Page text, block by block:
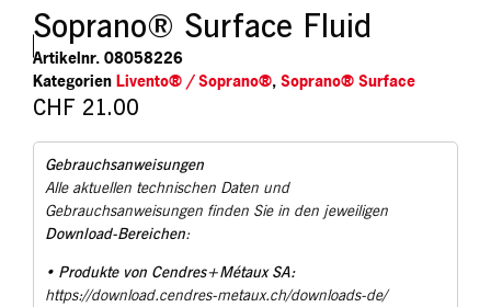
Soprano® Surface Fluid
Artikelnr. 08058226
Kategorien Livento® / Soprano®, Soprano® Surface
CHF 21.00
Gebrauchsanweisungen
Alle aktuellen technischen Daten und
Gebrauchsanweisungen finden Sie in den jeweiligen
Download-Bereichen:
• Produkte von Cendres+Métaux SA:
https://download.cendres-metaux.ch/downloads-de/